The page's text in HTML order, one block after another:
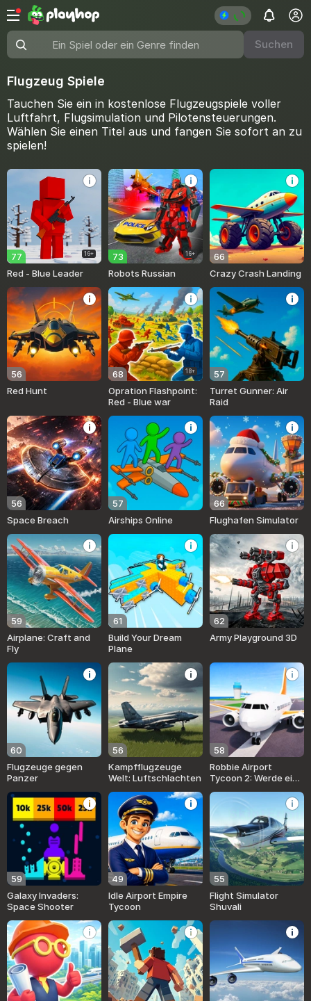
Ein Spiel oder ein Genre finden Suchen
Flugzeug Spiele
Tauchen Sie ein in kostenlose Flugzeugspiele voller
Luftfahrt, Flugsimulation und Pilotensteuerungen.
Wählen Sie einen Titel aus und fangen Sie sofort an zu
spielen!
77 16+
Red - Blue Leader
73 16+
Robots Russian
66
Crazy Crash Landing
56
Red Hunt
68 18+
Opration Flashpoint:
Red - Blue war
57
Turret Gunner: Air
Raid
56
Space Breach
57
Airships Online
66
Flughafen Simulator
59
Airplane: Craft and
Fly
61
Build Your Dream
Plane
62
Army Playground 3D
60
Flugzeuge gegen
Panzer
56
Kampfflugzeuge
Welt: Luftschlachten
58
Robbie Airport
Tycoon 2: Werde ein
59
Galaxy Invaders:
Space Shooter
49
Idle Airport Empire
Tycoon
55
Flight Simulator
Shuvali